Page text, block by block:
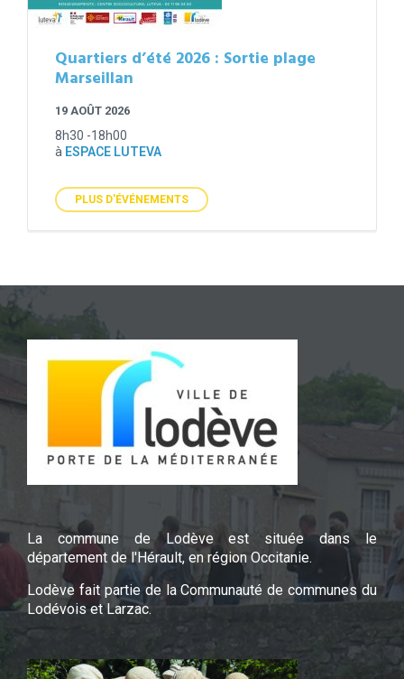
Quartiers d’été 2026 : Sortie plage
Marseillan
19 AOÛT 2026
8h30 -18h00
à ESPACE LUTEVA
PLUS D'ÉVÉNEMENTS
La commune de Lodève est située dans le
département de l'Hérault, en région Occitanie.
Lodève fait partie de la Communauté de communes du
Lodévois et Larzac.